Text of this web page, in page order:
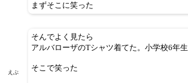
まずそこに笑った
えぶ
そんでよく見たら
アルバローザのTシャツ着てた。小学校6年生
そこで笑った